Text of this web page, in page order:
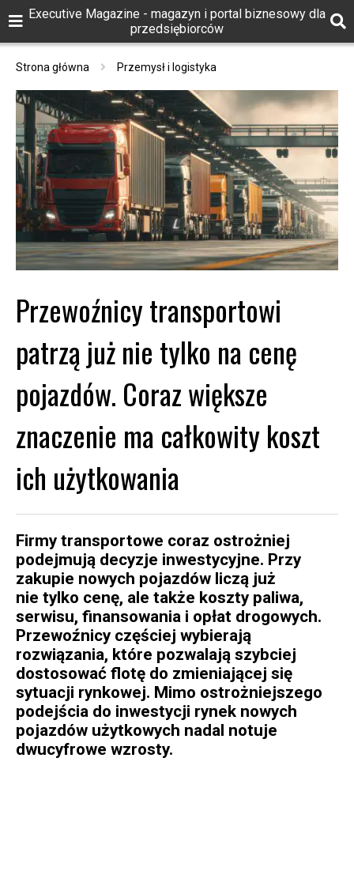
Executive Magazine - magazyn i portal biznesowy dla
przedsiębiorców
Strona główna Przemysł i logistyka
Przewoźnicy transportowi
patrzą już nie tylko na cenę
pojazdów. Coraz większe
znaczenie ma całkowity koszt
ich użytkowania
Firmy transportowe coraz ostrożniej
podejmują decyzje inwestycyjne. Przy
zakupie nowych pojazdów liczą już
nie tylko cenę, ale także koszty paliwa,
serwisu, finansowania i opłat drogowych.
Przewoźnicy częściej wybierają
rozwiązania, które pozwalają szybciej
dostosować flotę do zmieniającej się
sytuacji rynkowej. Mimo ostrożniejszego
podejścia do inwestycji rynek nowych
pojazdów użytkowych nadal notuje
dwucyfrowe wzrosty.